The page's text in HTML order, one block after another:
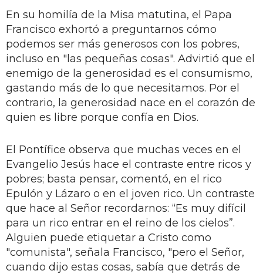
En su homilía de la Misa matutina, el Papa
Francisco exhortó a preguntarnos cómo
podemos ser más generosos con los pobres,
incluso en "las pequeñas cosas". Advirtió que el
enemigo de la generosidad es el consumismo,
gastando más de lo que necesitamos. Por el
contrario, la generosidad nace en el corazón de
quien es libre porque confía en Dios.
El Pontífice observa que muchas veces en el
Evangelio Jesús hace el contraste entre ricos y
pobres; basta pensar, comentó, en el rico
Epulón y Lázaro o en el joven rico. Un contraste
que hace al Señor recordarnos: “Es muy difícil
para un rico entrar en el reino de los cielos”.
Alguien puede etiquetar a Cristo como
"comunista", señala Francisco, "pero el Señor,
cuando dijo estas cosas, sabía que detrás de